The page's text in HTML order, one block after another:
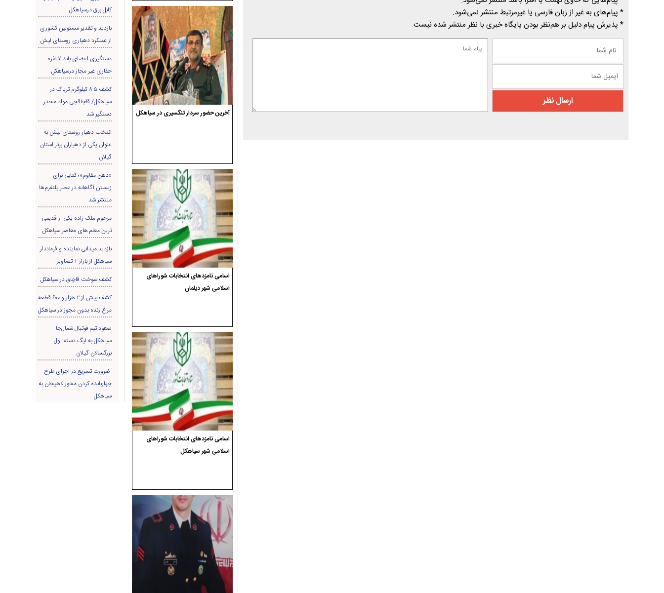
* پیام‌های به غیر از زبان فارسی یا غیرمرتبط منتشر نمی‌شود.
* پذیرش پیام دلیل بر هم‌نظر بودن پایگاه خبری با نظر منتشر شده نیست.
آخرین حضور سردار تنگسیری در سیاهکل
اسامی نامزدهای انتخابات شوراهای
اسلامی شهر دیلمان
اسامی نامزدهای انتخابات شوراهای
اسلامی شهر سیاهکل
کابل برق درسیاهکل
بازدید و تقدیر مسئولین کشوری
از عملکرد دهیاری روستای لیش
دستگیری اعضای باند ۷ نفره
حفاری غير مجاز درسیاهکل
کشف ۸.۵ کیلوگرم تریاک در
سیاهکل/ قاچاقچی مواد مخدر
دستگیر شد
انتخاب دهیار روستای لیش به
عنوان یکی از دهیاران برتر استان
گیلان
«ذهن مقاوم»؛ کتابی برای
زیستن آگاهانه در عصر پلتفرم‌ها
منتشر شد
مرحوم ملک زاده یکی از قدیمی
ترین معلم های معاصر سیاهکل
بازدید میدانی نماینده و فرماندار
سیاهکل از بازار + تصاویر
کشف سوخت قاچاق در سياهکل
کشف بیش از ۲ هزار و ۶۰۰ قطعه
مرغ زنده بدون مجوز در سیاهکل
صعود تیم فوتبال شمال‌جا‌
سیاهکل به لیگ دسته اول
بزرگسالان گیلان
ضرورت تسریع در اجرای طرح
چهاربانده کردن محور لاهیجان به
سیاهکل